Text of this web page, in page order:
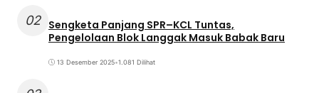
02 Sengketa Panjang SPR–KCL Tuntas,
Pengelolaan Blok Langgak Masuk Babak Baru
13 Desember 2025•1.081 Dilihat